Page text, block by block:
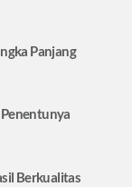
Panjang
Berkualitas